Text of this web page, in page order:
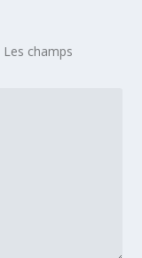
Les champs